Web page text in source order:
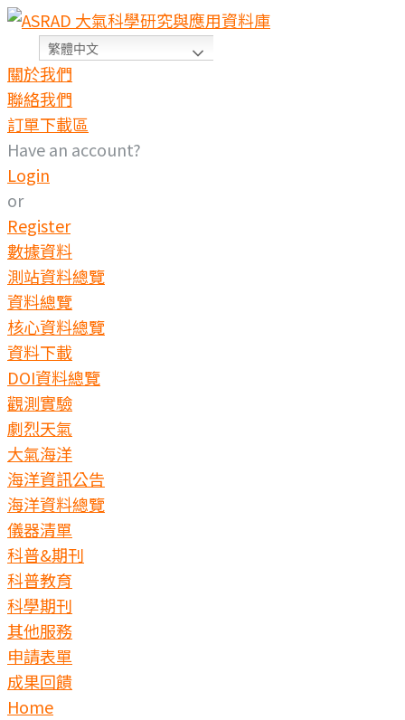
繁體中文
關於我們
聯絡我們
訂單下載區
Have an account?
Login
or
Register
數據資料
測站資料總覽
資料總覽
核心資料總覽
資料下載
DOI資料總覽
觀測實驗
劇烈天氣
大氣海洋
海洋資訊公告
海洋資料總覽
儀器清單
科普&期刊
科普教育
科學期刊
其他服務
申請表單
成果回饋
Home